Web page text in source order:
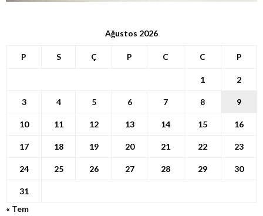
Ağustos 2026
P S Ç P C C P
1 2
3 4 5 6 7 8 9
10 11 12 13 14 15 16
17 18 19 20 21 22 23
24 25 26 27 28 29 30
31
« Tem